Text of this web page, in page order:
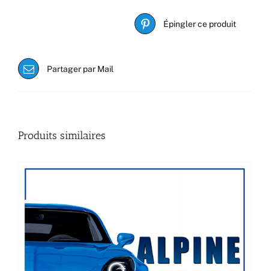
Épingler ce produit
Partager par Mail
Produits similaires